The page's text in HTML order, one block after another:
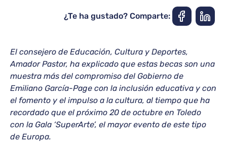
¿Te ha gustado? Comparte:
El consejero de Educación, Cultura y Deportes,
Amador Pastor, ha explicado que estas becas son una
muestra más del compromiso del Gobierno de
Emiliano García-Page con la inclusión educativa y con
el fomento y el impulso a la cultura, al tiempo que ha
recordado que el próximo 20 de octubre en Toledo
con la Gala ‘SuperArte’, el mayor evento de este tipo
de Europa.